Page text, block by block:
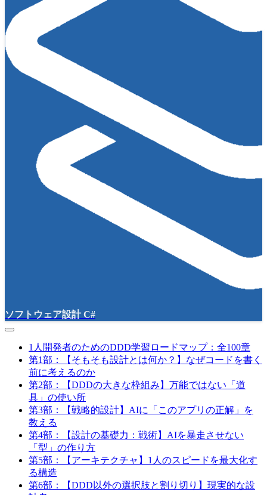
ソフトウェア設計 C#
1人開発者のためのDDD学習ロードマップ：全100章
第1部：【そもそも設計とは何か？】なぜコードを書く
前に考えるのか
第2部：【DDDの大きな枠組み】万能ではない「道
具」の使い所
第3部：【戦略的設計】AIに「このアプリの正解」を
教える
第4部：【設計の基礎力：戦術】AIを暴走させない
「型」の作り方
第5部：【アーキテクチャ】1人のスピードを最大化す
る構造
第6部：【DDD以外の選択肢と割り切り】現実的な設